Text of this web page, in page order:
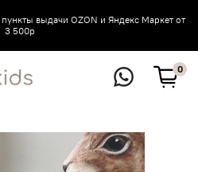
пункты выдачи OZON и Яндекс Маркет от
3 500р
0